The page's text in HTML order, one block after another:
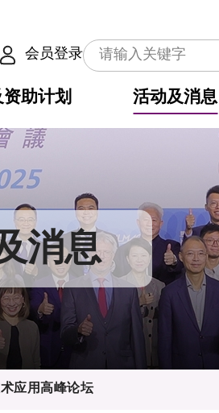
会员登录
助计划 活动及消息
消息
应用高峰论坛